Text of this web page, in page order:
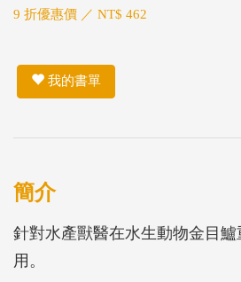
9 折優惠價 ／ NT$ 462
我的書單
簡介
針對水產獸醫在水生動物金目
用。